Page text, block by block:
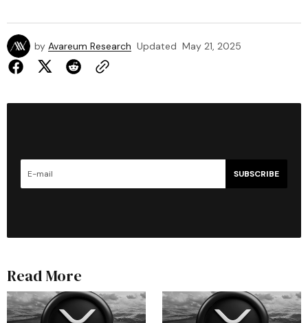
by Avareum Research Updated May 21, 2025
SUBSCRIBE
Read More